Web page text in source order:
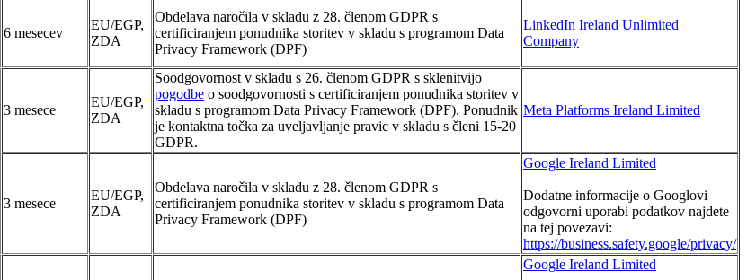
6 mesecev
EU/EGP,
ZDA
Obdelava naročila v skladu z 28. členom GDPR s
certificiranjem ponudnika storitev v skladu s programom Data
Privacy Framework (DPF)
LinkedIn Ireland Unlimited
Company
3 mesece
EU/EGP,
ZDA
Soodgovornost v skladu s 26. členom GDPR s sklenitvijo
pogodbe o soodgovornosti s certificiranjem ponudnika storitev v
skladu s programom Data Privacy Framework (DPF). Ponudnik
je kontaktna točka za uveljavljanje pravic v skladu s členi 15-20
GDPR.
Meta Platforms Ireland Limited
3 mesece
EU/EGP,
ZDA
Obdelava naročila v skladu z 28. členom GDPR s
certificiranjem ponudnika storitev v skladu s programom Data
Privacy Framework (DPF)
Google Ireland Limited
Dodatne informacije o Googlovi
odgovorni uporabi podatkov najdete
na tej povezavi:
https://business.safety.google/privacy/
Google Ireland Limited